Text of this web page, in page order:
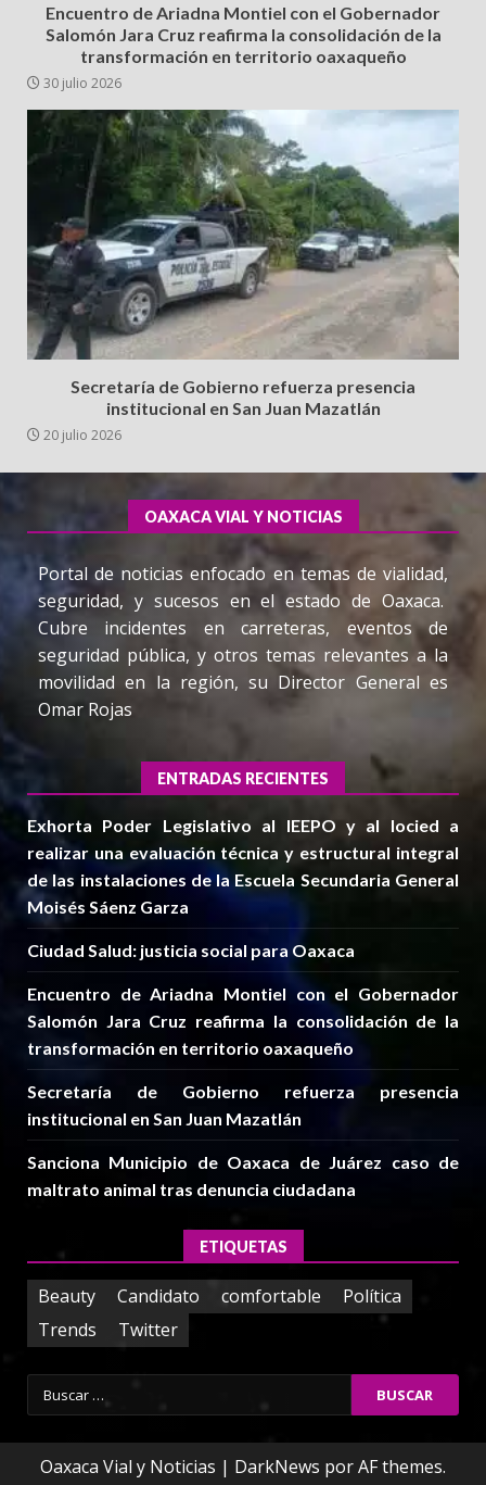
Encuentro de Ariadna Montiel con el Gobernador
Salomón Jara Cruz reafirma la consolidación de la
transformación en territorio oaxaqueño
30 julio 2026
Secretaría de Gobierno refuerza presencia
institucional en San Juan Mazatlán
20 julio 2026
OAXACA VIAL Y NOTICIAS
Portal de noticias enfocado en temas de vialidad,
seguridad, y sucesos en el estado de Oaxaca.
Cubre incidentes en carreteras, eventos de
seguridad pública, y otros temas relevantes a la
movilidad en la región, su Director General es
Omar Rojas
ENTRADAS RECIENTES
Exhorta Poder Legislativo al IEEPO y al Iocied a
realizar una evaluación técnica y estructural integral
de las instalaciones de la Escuela Secundaria General
Moisés Sáenz Garza
Ciudad Salud: justicia social para Oaxaca
Encuentro de Ariadna Montiel con el Gobernador
Salomón Jara Cruz reafirma la consolidación de la
transformación en territorio oaxaqueño
Secretaría de Gobierno refuerza presencia
institucional en San Juan Mazatlán
Sanciona Municipio de Oaxaca de Juárez caso de
maltrato animal tras denuncia ciudadana
ETIQUETAS
Beauty Candidato comfortable
Política
Trends
Twitter
Buscar:
Oaxaca Vial y Noticias | DarkNews por AF themes.